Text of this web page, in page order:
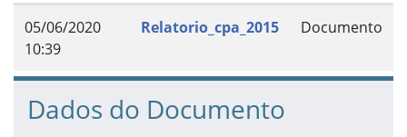
05/06/2020
10:39
Relatorio_cpa_2015 Documento
Dados do Documento